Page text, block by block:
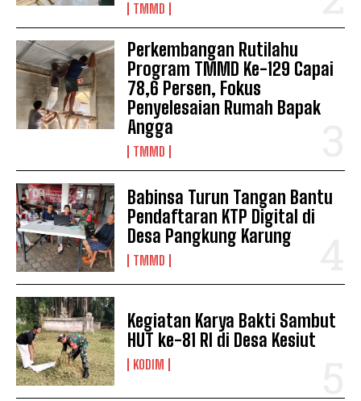
TMMD
Perkembangan Rutilahu
Program TMMD Ke-129 Capai
78,6 Persen, Fokus
Penyelesaian Rumah Bapak
Angga
TMMD
Babinsa Turun Tangan Bantu
Pendaftaran KTP Digital di
Desa Pangkung Karung
TMMD
Kegiatan Karya Bakti Sambut
HUT ke-81 RI di Desa Kesiut
KODIM